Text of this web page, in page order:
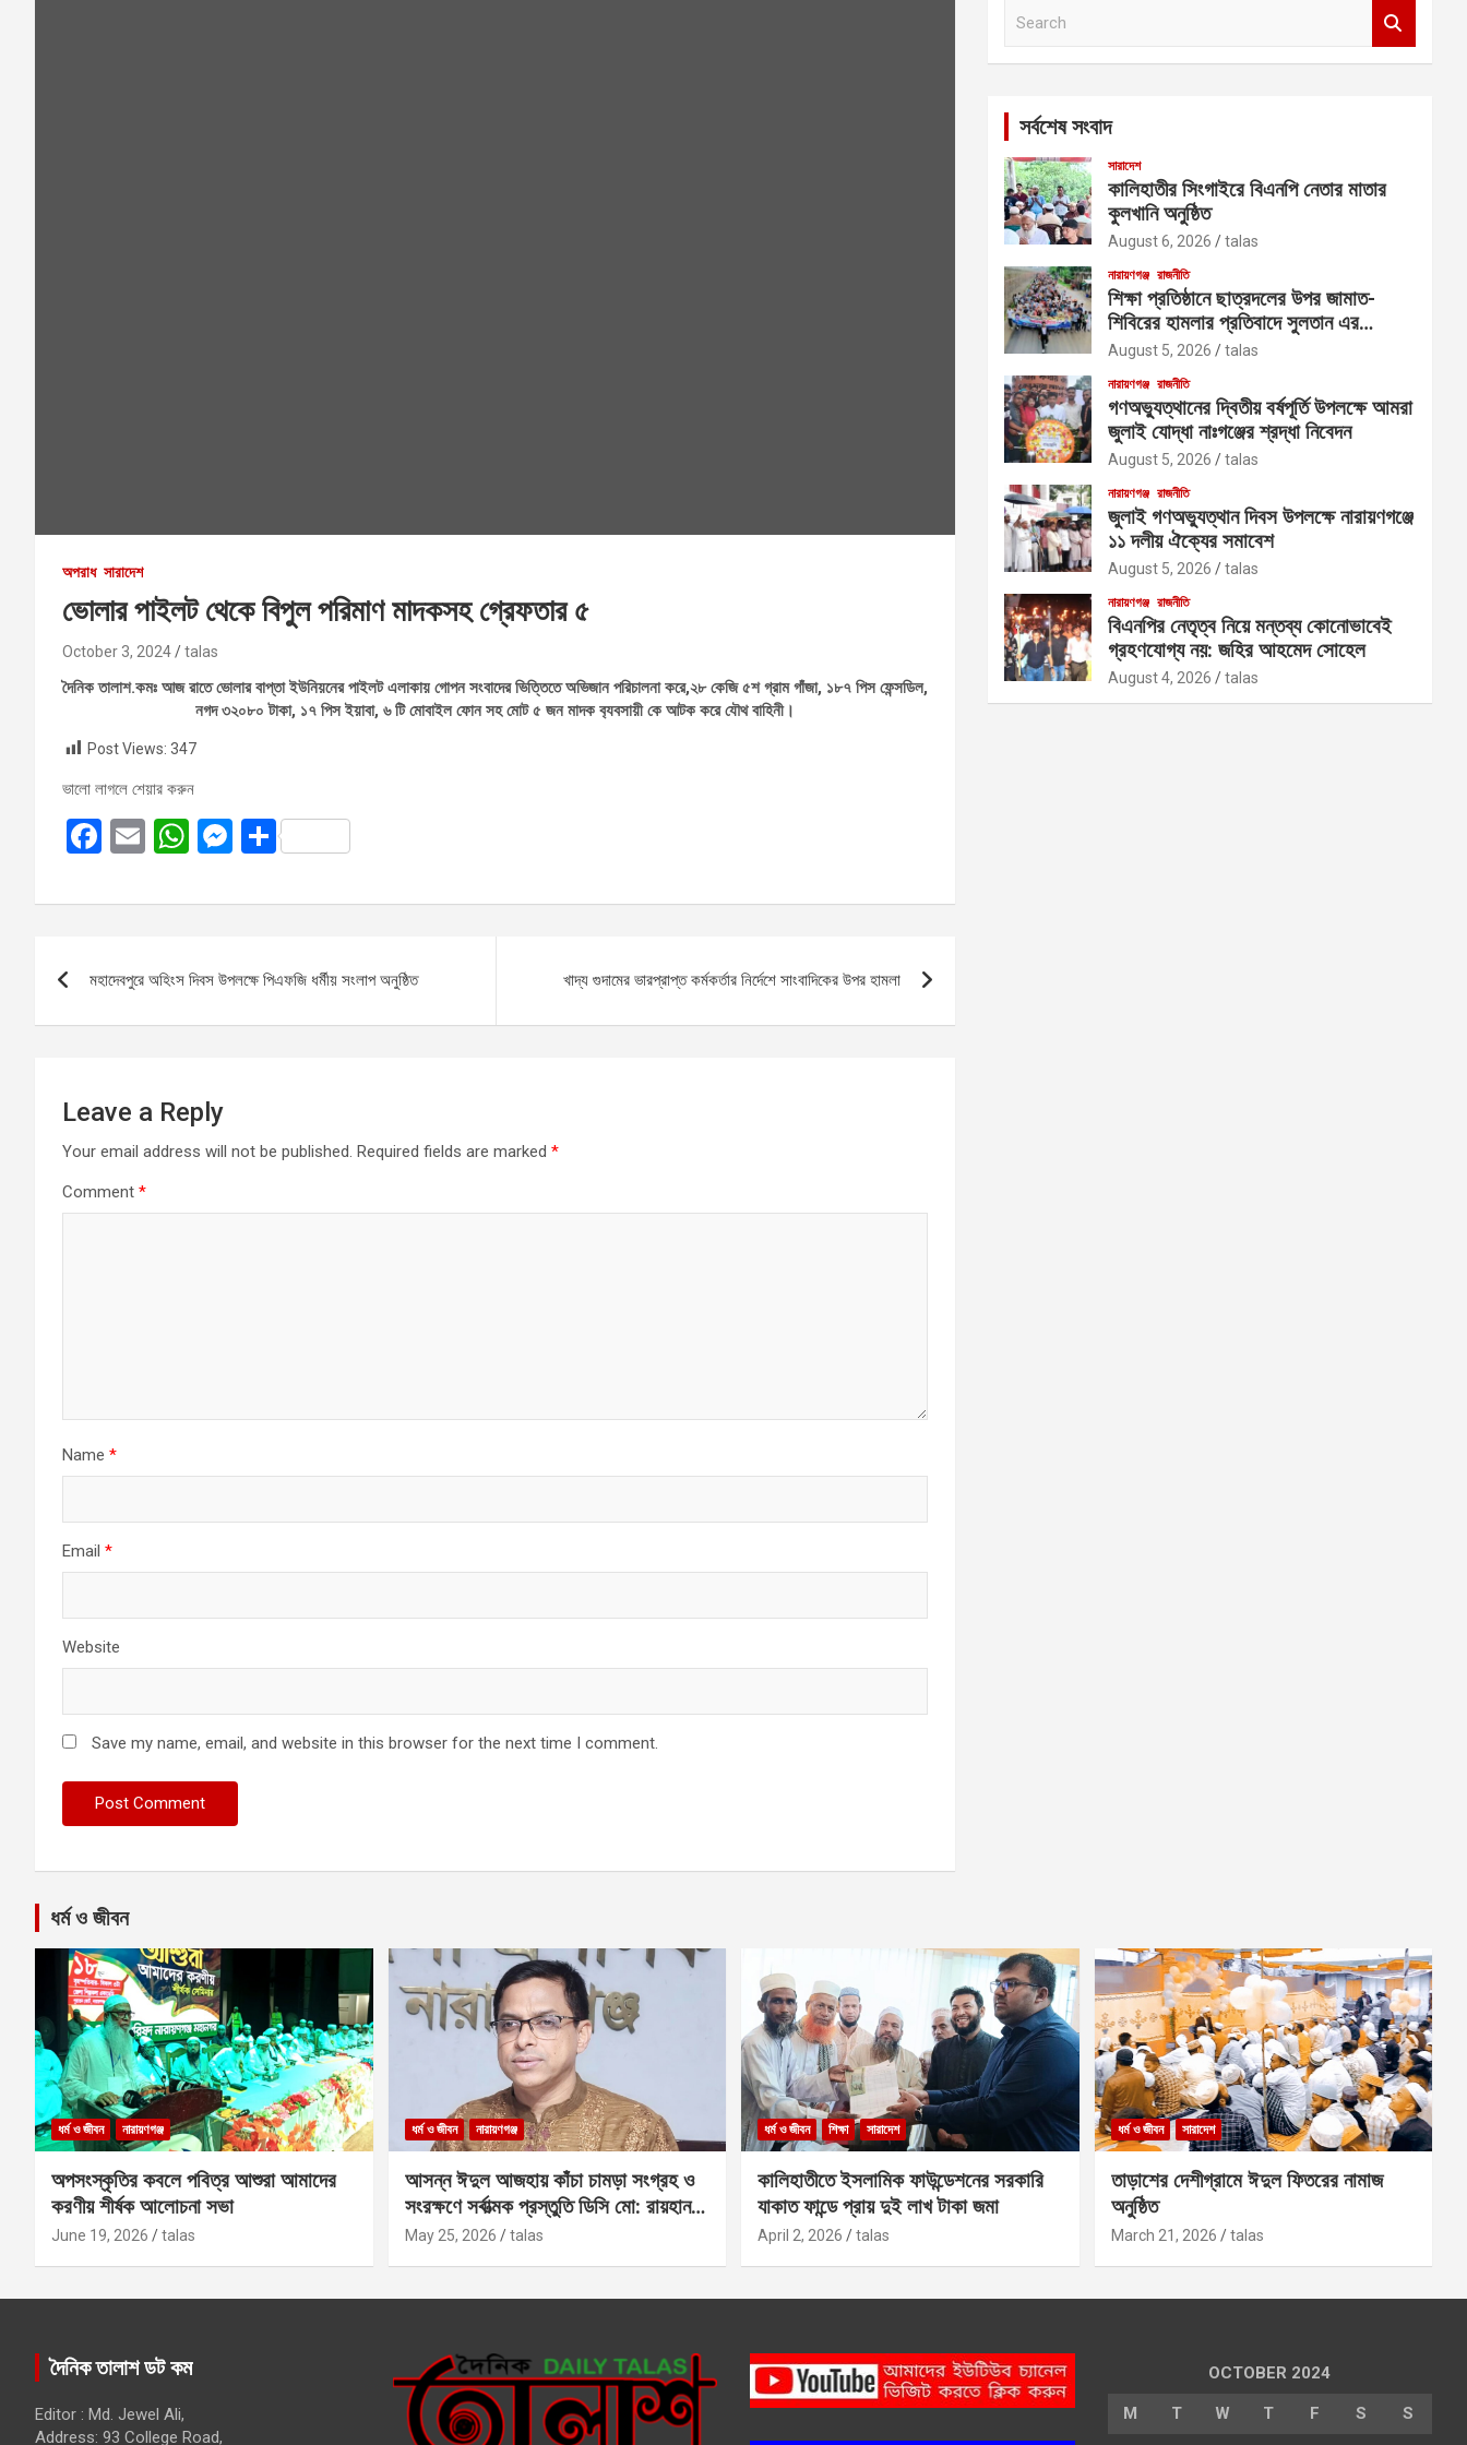
অপরাধ সারাদেশ
ভোলার পাইলট থেকে বিপুল পরিমাণ মাদকসহ গ্রেফতার ৫
October 3, 2024 talas
দৈনিক তালাশ.কমঃ আজ রাতে ভোলার বাপ্তা ইউনিয়নের পাইলট এলাকায় গোপন সংবাদের ভিত্তিতে অভিজান পরিচালনা করে,২৮ কেজি ৫শ গ্রাম গাঁজা, ১৮৭ পিস ফেন্সডিল,
নগদ ৩২০৮০ টাকা, ১৭ পিস ইয়াবা, ৬ টি মোবাইল ফোন সহ মোট ৫ জন মাদক ব‌্যবসায়ী‌ কে আটক করে যৌথ বা‌হিনী।
Post Views: 347
ভালো লাগলে শেয়ার করুন
F
ce
o
E
ail
W
at
A
M
se
g
S
ar
navigation
মহাদেবপুরে অহিংস দিবস উপলক্ষে পিএফজি ধর্মীয় সংলাপ অনুষ্ঠিত খাদ্য গুদামের ভারপ্রাপ্ত কর্মকর্তার নির্দেশে সাংবাদিকের উপর হামলা
Leave a Reply
Your email address will not be published. Required fields are marked *
Comment *
Name *
Email *
Website
Save my name, email, and website in this browser for the next time I comment.
সর্বশেষ সংবাদ
সারাদেশ
কালিহাতীর সিংগাইরে বিএনপি নেতার মাতার
কুলখানি অনুষ্ঠিত
August 6, 2026 talas
নারায়ণগঞ্জ রাজনীতি
শিক্ষা প্রতিষ্ঠানে ছাত্রদলের উপর জামাত-
শিবিরের হামলার প্রতিবাদে সুলতান এর
নেতৃত্বে বিক্ষোভ
August 5, 2026 talas
নারায়ণগঞ্জ রাজনীতি
গণঅভ্যুত্থানের দ্বিতীয় বর্ষপূর্তি উপলক্ষে আমরা
জুলাই যোদ্ধা নাঃগঞ্জের শ্রদ্ধা নিবেদন
August 5, 2026 talas
নারায়ণগঞ্জ রাজনীতি
জুলাই গণঅভ্যুত্থান দিবস উপলক্ষে নারায়ণগঞ্জে
১১ দলীয় ঐক্যের সমাবেশ
August 5, 2026 talas
নারায়ণগঞ্জ রাজনীতি
বিএনপির নেতৃত্ব নিয়ে মন্তব্য কোনোভাবেই
গ্রহণযোগ্য নয়: জহির আহমেদ সোহেল
August 4, 2026 talas
ধর্ম ও জীবন
ধর্ম ও জীবন নারায়ণগঞ্জ
অপসংস্কৃতির কবলে পবিত্র আশুরা আমাদের
করণীয় শীর্ষক আলোচনা সভা
June 19, 2026 talas
ধর্ম ও জীবন নারায়ণগঞ্জ
আসন্ন ঈদুল আজহায় কাঁচা চামড়া সংগ্রহ ও
সংরক্ষণে সর্বাত্মক প্রস্তুতি ডিসি মো: রায়হান
কবির
May 25, 2026 talas
ধর্ম ও জীবন শিক্ষা সারাদেশ
কালিহাতীতে ইসলামিক ফাউন্ডেশনের সরকারি
যাকাত ফান্ডে প্রায় দুই লাখ টাকা জমা
April 2, 2026 talas
ধর্ম ও জীবন সারাদেশ
তাড়াশের দেশীগ্রামে ঈদুল ফিতরের নামাজ
অনুষ্ঠিত
March 21, 2026 talas
দৈনিক তালাশ ডট কম
Editor : Md. Jewel Ali,
Address: 93 College Road,
OCTOBER 2024
M T W T F S S